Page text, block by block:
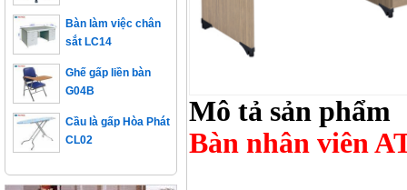
Mô tả sản phẩm
Bàn nhân viên
sắt LC14
G04B
CL02